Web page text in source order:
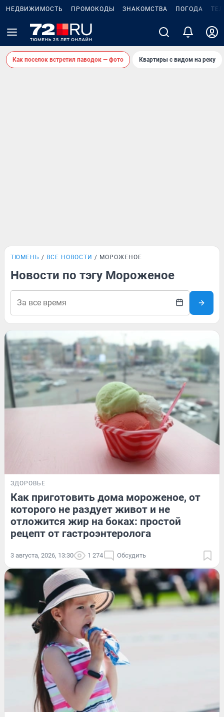
НЕДВИЖИМОСТЬ ПРОМОКОДЫ ЗНАКОМСТВА ПОГОДА
Как поселок встретил паводок — фото Квартиры с видом на реку
ТЮМЕНЬ ВСЕ НОВОСТИ МОРОЖЕНОЕ
Новости по тэгу Мороженое
ЗДОРОВЬЕ
Как приготовить дома мороженое, от
которого не раздует живот и не
отложится жир на боках: простой
рецепт от гастроэнтеролога
3 августа, 2026, 13:30 1 274 Обсудить